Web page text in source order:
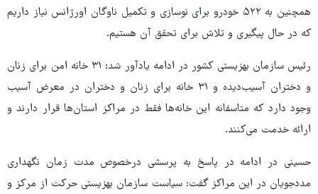
همچنین به ۵۲۲ خودرو برای نوسازی و تکمیل ناوگان اورژانس نیاز داریم
که در حال پیگیری و تلاش برای تحقق آن هستیم.
رئیس سازمان بهزیستی کشور در ادامه یادآور شد: ۳۱ خانه‌ امن برای زنان
و دختران آسیب‌دیده و ۳۱ خانه برای زنان و دختران در معرض آسیب
وجود دارد که متاسفانه این خانه‌ها فقط در مراکز استان‌ها قرار دارند و
ارائه خدمت می‌کنند.
حسینی در ادامه در پاسخ به پرسشی درخصوص مدت زمان نگهداری
مددجویان در این مراکز گفت:‌ سیاست سازمان بهزیستی حرکت از مرکز و